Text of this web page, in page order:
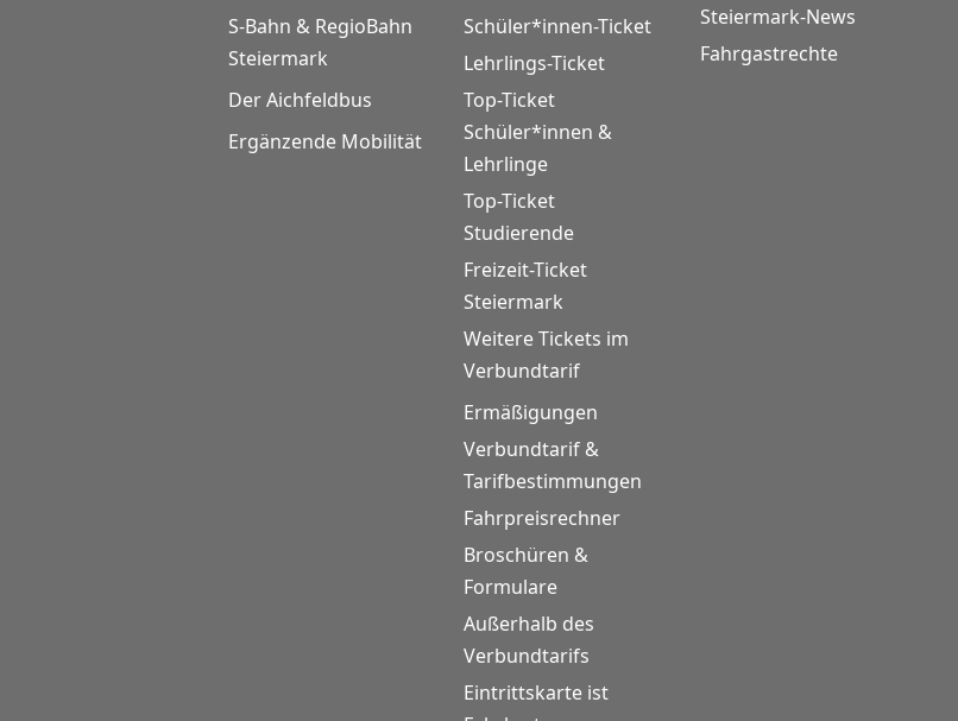
S-Bahn & RegioBahn
Steiermark
Der Aichfeldbus
Ergänzende Mobilität
Schüler*innen-Ticket
Lehrlings-Ticket
Top-Ticket
Schüler*innen &
Lehrlinge
Top-Ticket
Studierende
Freizeit-Ticket
Steiermark
Weitere Tickets im
Verbundtarif
Ermäßigungen
Verbundtarif &
Tarifbestimmungen
Fahrpreisrechner
Broschüren &
Formulare
Außerhalb des
Verbundtarifs
Eintrittskarte ist
Steiermark-News
Fahrgastrechte